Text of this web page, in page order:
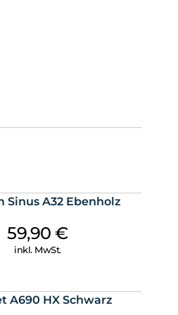
Homeoffice-
dabei für eine klare und
vielen VoIP-Anbietern und
wie COMFORT
Sinus A32 Ebenholz
59,90€
inkl. MwSt.
A690 HX Schwarz